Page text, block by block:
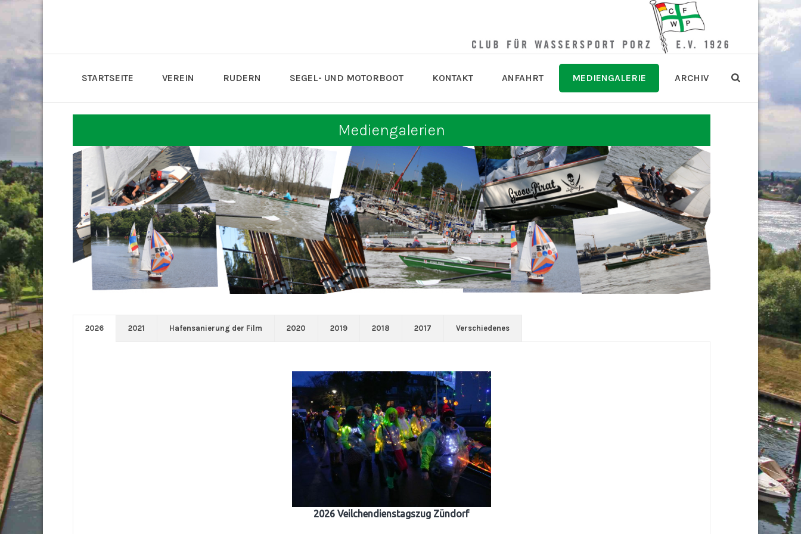
STARTSEITE VEREIN RUDERN SEGEL- UND MOTORBOOT KONTAKT ANFAHRT MEDIENGALERIE ARCHIV
Mediengalerien
2026 2021 Hafensanierung der Film 2020 2019 2018 2017 Verschiedenes
2026 Veilchendienstagszug Zündorf